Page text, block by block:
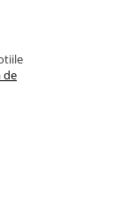
de